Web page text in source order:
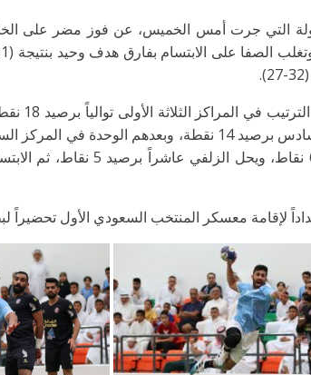
وبهذه
الثامن برصيد 9 نقاط، ثم القارة في